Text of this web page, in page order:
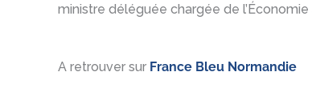
ministre déléguée chargée de
A retrouver sur France Bleu Normandie